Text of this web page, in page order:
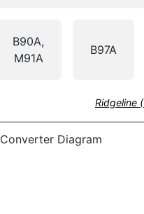
B90A,
M91A
B97A
Ridgeline
Converter Diagram